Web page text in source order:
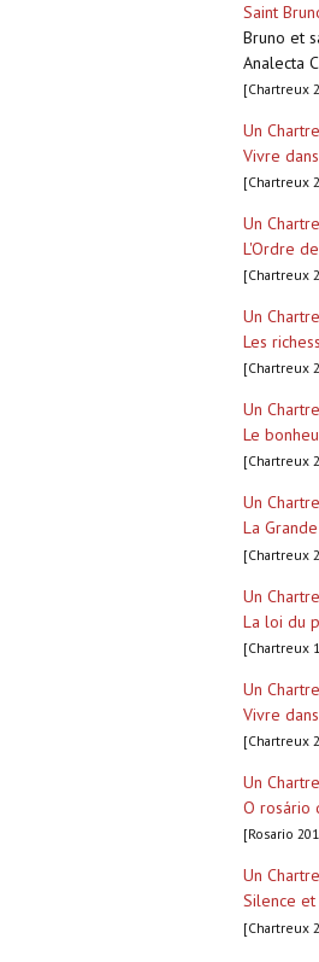
Saint
Bruno et
Analecta
[Chartreux
Un
Vivre
[Chartreux
Un
L'Ordre
[Chartreux
Un
Les
[Chartreux
Un
Le
[Chartreux
Un
La
[Chartreux
Un
La loi du
[Chartreux
Un
Vivre
[Chartreux
Un
O rosário
[Rosario
Un
Silence
[Chartreux